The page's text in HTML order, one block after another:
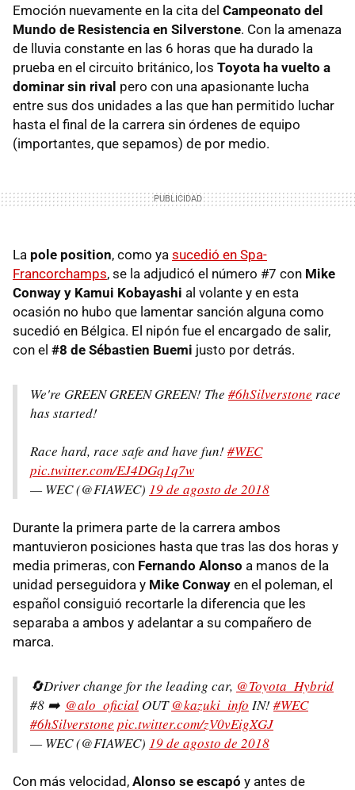
Emoción nuevamente en la cita del Campeonato del
Mundo de Resistencia en Silverstone. Con la amenaza
de lluvia constante en las 6 horas que ha durado la
prueba en el circuito británico, los Toyota ha vuelto a
dominar sin rival pero con una apasionante lucha
entre sus dos unidades a las que han permitido luchar
hasta el final de la carrera sin órdenes de equipo
(importantes, que sepamos) de por medio.
La pole position, como ya sucedió en Spa-
Francorchamps, se la adjudicó el número #7 con Mike
Conway y Kamui Kobayashi al volante y en esta
ocasión no hubo que lamentar sanción alguna como
sucedió en Bélgica. El nipón fue el encargado de salir,
con el #8 de Sébastien Buemi justo por detrás.
We're GREEN GREEN GREEN! The #6hSilverstone race
has started!
Race hard, race safe and have fun! #WEC
pic.twitter.com/EJ4DGq1q7w
— WEC (@FIAWEC) 19 de agosto de 2018
Durante la primera parte de la carrera ambos
mantuvieron posiciones hasta que tras las dos horas y
media primeras, con Fernando Alonso a manos de la
unidad perseguidora y Mike Conway en el poleman, el
español consiguió recortarle la diferencia que les
separaba a ambos y adelantar a su compañero de
marca.
🔄Driver change for the leading car, @Toyota_Hybrid
#8 ➡️ @alo_oficial OUT@kazuki_info IN! #WEC
#6hSilverstone pic.twitter.com/zV0vEigXGJ
— WEC (@FIAWEC) 19 de agosto de 2018
Con más velocidad, Alonso se escapó y antes de